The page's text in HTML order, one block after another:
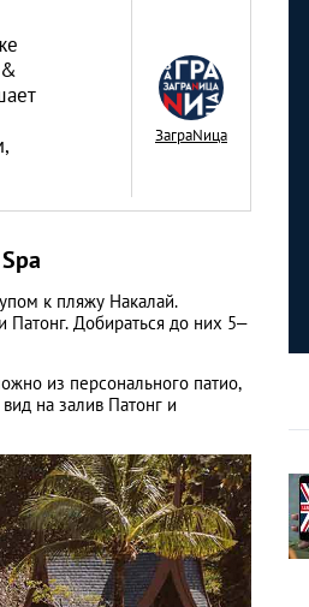
ЗаграNица
к пляжу Накалай.
Добираться до них 5–
из персонального патио,
на залив Патонг и
обезьяны: пять видео с